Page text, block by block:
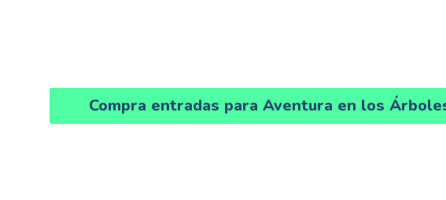
Compra entradas para Aventura en los